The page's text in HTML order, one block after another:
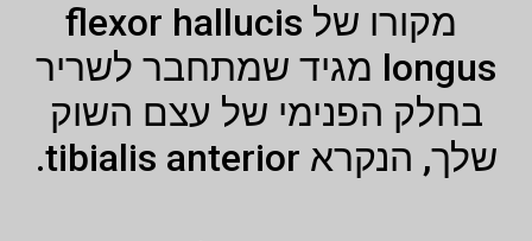
מקורו של flexor hallucis
longus מגיד שמתחבר לשריר
בחלק הפנימי של עצם השוק
שלך, הנקרא tibialis anterior.